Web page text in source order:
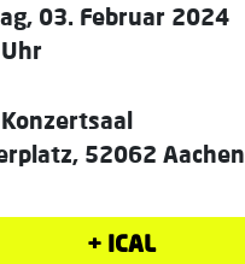
03. Februar 2024
52062 Aachen
+ ICAL